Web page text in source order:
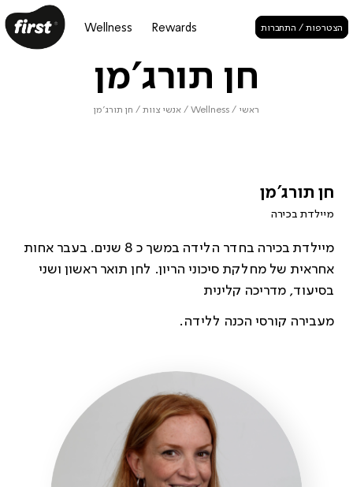
הצטרפות / התחברות Rewards
Wellness
חן תורג'מן
ראשי /
Wellness
/ אנשי צוות / חן תורג'מן
חן תורג'מן
מיילדת בכירה
מיילדת בכירה בחדר הלידה במשך כ 8 שנים. בעבר אחות
אחראית של מחלקת סיכוני הריון. לחן תואר ראשון ושני
בסיעוד, מדריכה קלינית
מעבירה קורסי הכנה ללידה.